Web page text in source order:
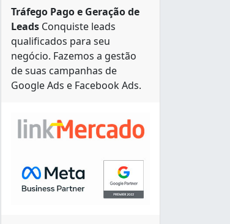
de máquinas de lavar, Geladeiras,
Tráfego Pago e Geração de
Leads Conquiste leads
qualificados para seu
negócio. Fazemos a gestão
de suas campanhas de
Google Ads e Facebook Ads.